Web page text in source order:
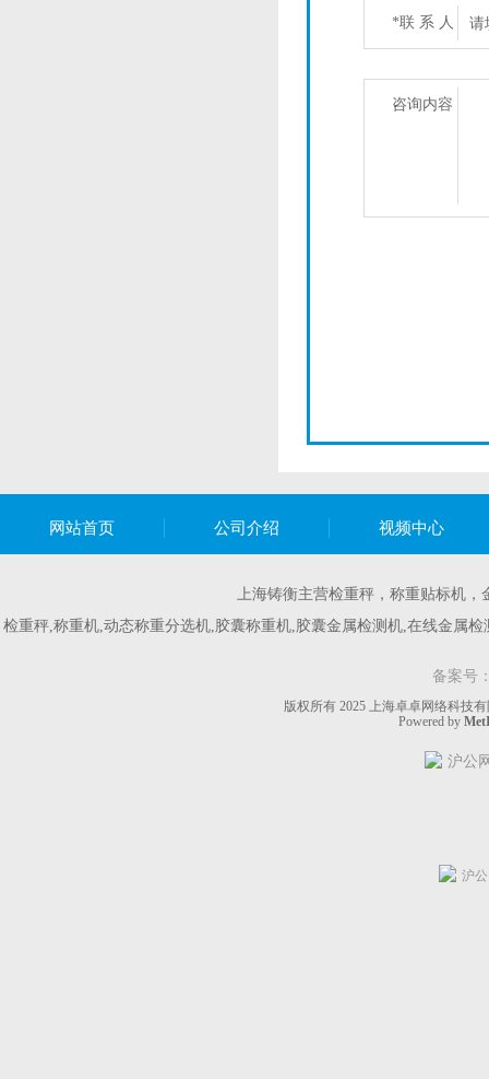
*联 系 人
咨询内容
网站首页 公司介绍 视频中心
上海铸衡主营检重秤 ， 称重贴标机 ，
检重秤,称重机,动态称重分选机,胶囊称重机,胶囊金属检测机,在线金属
备案号
版权所有 2025 上海卓卓网络科技
Powered by
沪公
沪公